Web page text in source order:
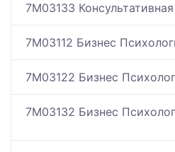
7M03133
7M03112 Бизнес
7M03122 Бизнес
7M03132 Бизнес